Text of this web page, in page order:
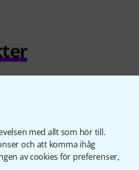
med allt som hör till.
och att komma ihåg
av cookies för preferenser,